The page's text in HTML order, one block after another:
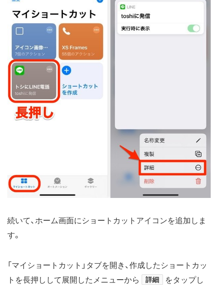
続いて、ホーム画面にショートカットアイコンを追加しま
す。
「マイショートカット」タブを開き、作成したショートカッ
トを長押しして展開したメニューから
詳細
をタップし